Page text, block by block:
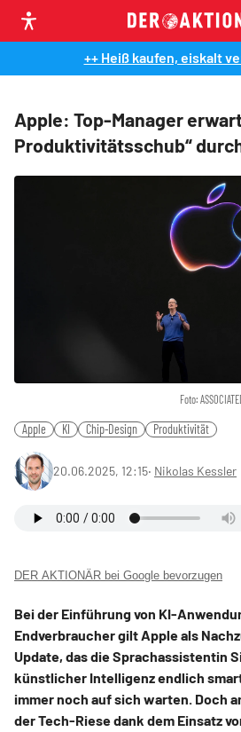
++ Heiß kaufen, eiskalt
Apple: Top-Manager
Produktivitätsschub“
Foto:
Apple KI Chip-Design Produktivität
20.06.2025, 12:15‧ Nikolas Kessler
DER AKTIONÄR bei Google bevorzugen
Bei der Einführung von KI-
Endverbraucher gilt Apple als
Update, das die Sprachassistentin
künstlicher Intelligenz endlich
immer noch auf sich warten. Doch
der Tech-Riese dank dem Einsatz